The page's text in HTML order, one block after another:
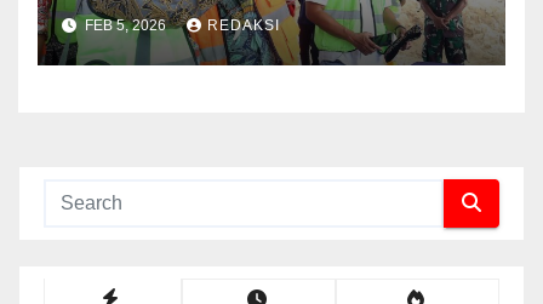
FEB 5, 2026 REDAKSI